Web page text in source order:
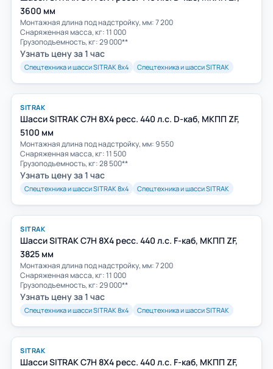
3600 мм
Монтажная длина под надстройку, мм: 7 200
Снаряженная масса, кг: 11 000
Грузоподъемность, кг: 29 000**
Узнать цену за 1 час
Спецтехника и шасси SITRAK 8х4 Спецтехника и шасси SITRAK
SITRAK
Шасси SITRAK C7H 8Х4 ресс. 440 л.с. D-каб, МКПП ZF,
5100 мм
Монтажная длина под надстройку, мм: 9 550
Снаряженная масса, кг: 11 500
Грузоподъемность, кг: 28 500**
Узнать цену за 1 час
Спецтехника и шасси SITRAK 8х4 Спецтехника и шасси SITRAK
SITRAK
Шасси SITRAK C7H 8Х4 ресс. 440 л.с. F-каб, МКПП ZF,
3825 мм
Монтажная длина под надстройку, мм: 7 200
Снаряженная масса, кг: 11 000
Грузоподъемность, кг: 29 000**
Узнать цену за 1 час
Спецтехника и шасси SITRAK 8х4 Спецтехника и шасси SITRAK
SITRAK
Шасси SITRAK C7H 8Х4 ресс. 440 л.с. F-каб, МКПП ZF,